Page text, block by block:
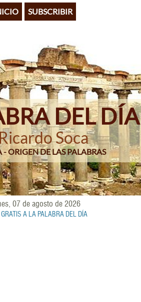
SUBSCRIBIR
DEL DÍA
Soca
ORIGEN DE LAS PALABRAS
07 de agosto de 2026
A LA PALABRA DEL DÍA